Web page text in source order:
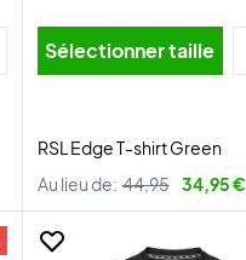
Sélectionner taille
RSL Edge T-shirt Green
Au lieu de: 44,95 34,95 €